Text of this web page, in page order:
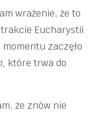
wrażenie, że to
Eucharystii
zaczęło
które trwa do
że znów nie